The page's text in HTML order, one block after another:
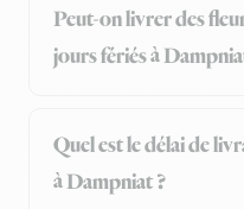
Peut-on livrer des
jours fériés à
Quel est le délai de
à Dampniat ?